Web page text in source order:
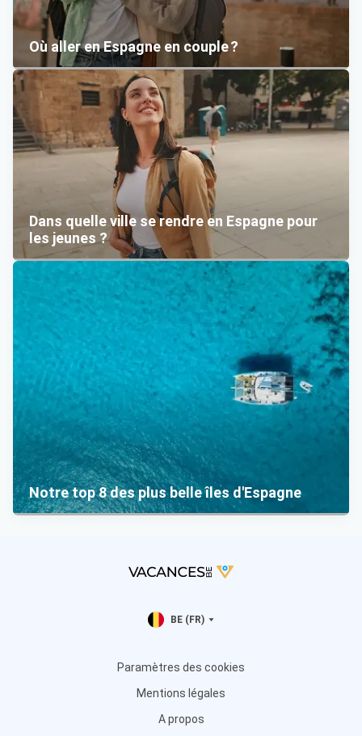
Où aller en Espagne en couple ?
Dans quelle ville se rendre en Espagne pour
les jeunes ?
Notre top 8 des plus belle îles d'Espagne
BE (FR)
Paramètres des cookies
Mentions légales
A propos